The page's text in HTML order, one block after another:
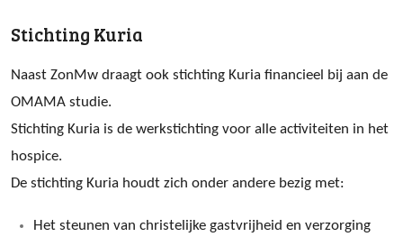
Stichting Kuria
Naast ZonMw draagt ook stichting Kuria financieel bij aan de
OMAMA studie.
Stichting Kuria is de werkstichting voor alle activiteiten in het
hospice.
De stichting Kuria houdt zich onder andere bezig met:
Het steunen van christelijke gastvrijheid en verzorging